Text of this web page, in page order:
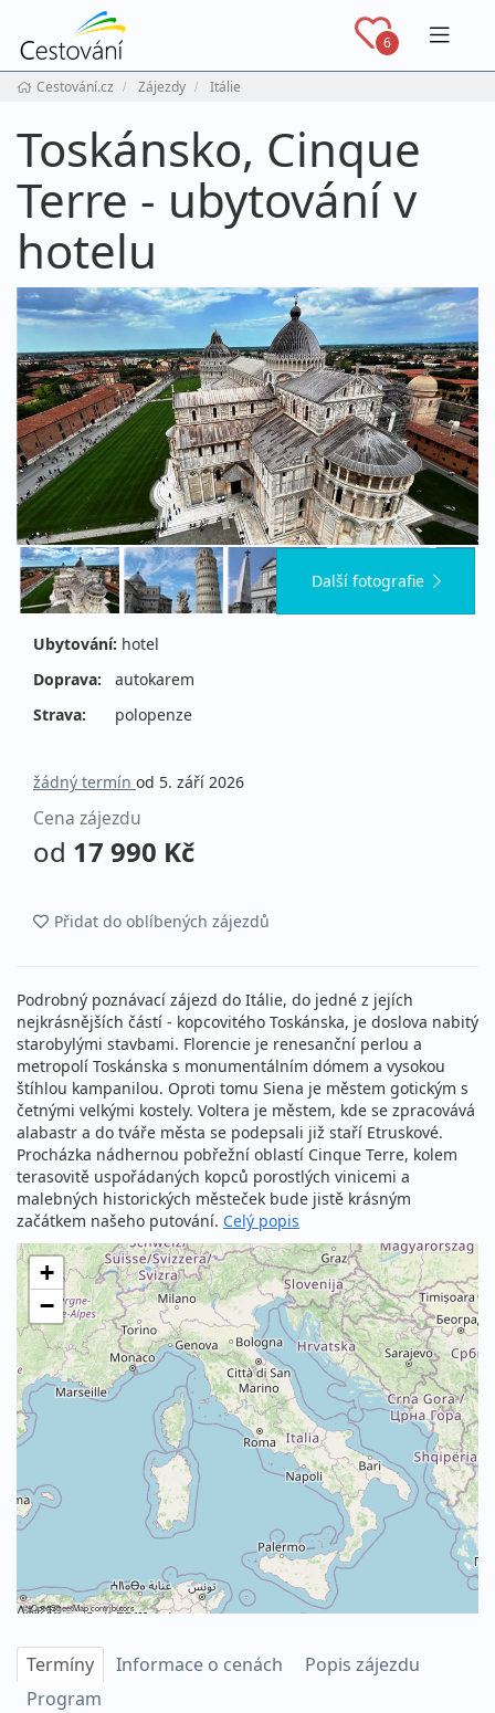
6
Cestování.cz Zájezdy Itálie
Toskánsko, Cinque
Terre - ubytování v
hotelu
Další fotografie
Ubytování: hotel
Doprava:
autokarem
Strava:
polopenze
žádný termín od 5. září 2026
Cena zájezdu
od 17 990 Kč
Přidat do oblíbených zájezdů
Podrobný poznávací zájezd do Itálie, do jedné z jejích
nejkrásnějších částí - kopcovitého Toskánska, je doslova nabitý
starobylými stavbami. Florencie je renesanční perlou a
metropolí Toskánska s monumentálním dómem a vysokou
štíhlou kampanilou. Oproti tomu Siena je městem gotickým s
četnými velkými kostely. Voltera je městem, kde se zpracovává
alabastr a do tváře města se podepsali již staří Etruskové.
Procházka nádhernou pobřežní oblastí Cinque Terre, kolem
terasovitě uspořádaných kopců porostlých vinicemi a
malebných historických městeček bude jistě krásným
začátkem našeho putování. Celý popis
+
−
©OpenStreetMapcontributors
Termíny Informace o cenách
Popis zájezdu
Program